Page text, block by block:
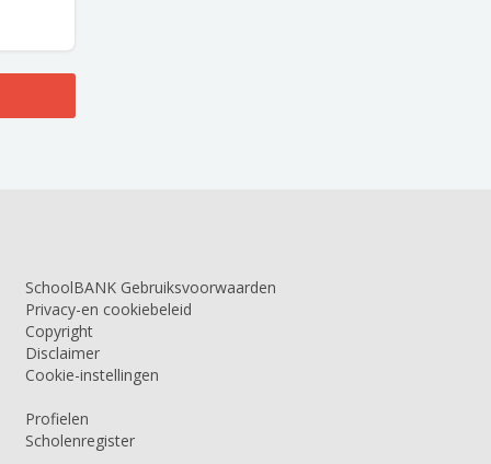
SchoolBANK Gebruiksvoorwaarden
Privacy-en cookiebeleid
Copyright
Disclaimer
Cookie-instellingen
Profielen
Scholenregister